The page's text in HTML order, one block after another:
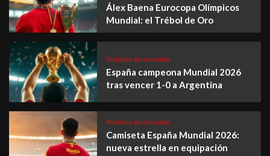
Álex Baena Eurocopa Olímpicos
Mundial: el Trébol de Oro
Noticias destacadas
España campeona Mundial 2026
tras vencer 1-0 a Argentina
Noticias destacadas
Camiseta España Mundial 2026:
nueva estrella en equipación